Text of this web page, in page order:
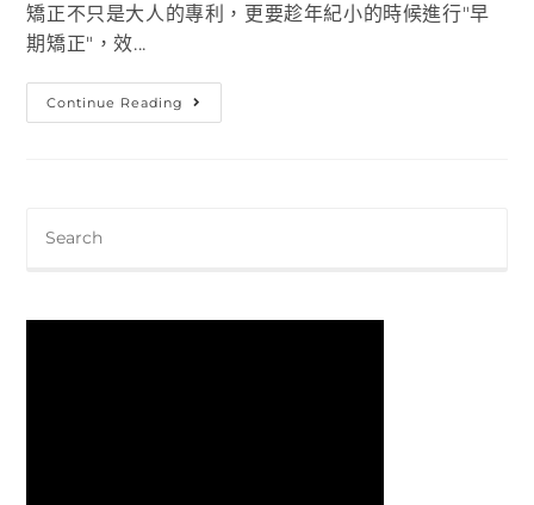
矯正不只是大人的專利，更要趁年紀小的時候進行"早
期矯正"，效...
Continue Reading